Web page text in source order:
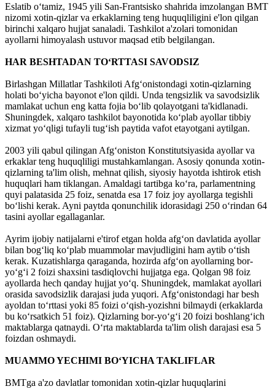
Eslatib o‘tamiz, 1945 yili San-Frantsisko shahrida imzolangan BMT
nizomi xotin-qizlar va erkaklarning teng huquqliligini e'lon qilgan
birinchi xalqaro hujjat sanaladi. Tashkilot a'zolari tomonidan
ayollarni himoyalash ustuvor maqsad etib belgilangan.
HAR BESHTADAN TO‘RTTASI SAVODSIZ
Birlashgan Millatlar Tashkiloti Afg‘onistondagi xotin-qizlarning
holati bo‘yicha bayonot e'lon qildi. Unda tengsizlik va savodsizlik
mamlakat uchun eng katta fojia bo‘lib qolayotgani ta'kidlanadi.
Shuningdek, xal­q­aro tashkilot bayonotida ko‘plab ayollar tibbiy
xizmat yo‘qligi tufayli tug‘ish paytida vafot etayotgani aytilgan.
2003 yili qabul qilingan Afg‘onis­ton Konstitutsiyasida ayollar va
erkaklar teng huquqliligi mustahkamlangan. Asosiy qonunda xotin-
qizlarning ta'lim olish, mehnat qilish, siyosiy hayotda ishtirok etish
huquqlari ham tiklangan. Amaldagi tartibga ko‘ra, parlamentning
quyi palatasida 25 foiz, senatda esa 17 foiz joy ayollarga tegishli
bo‘lishi kerak. Ayni paytda qonunchilik idorasidagi 250 o‘rindan 64
tasini ayollar egallaganlar.
Ayrim ijobiy natijalarni e'tirof etgan holda afg‘on davlatida ayollar
bilan bog‘liq ko‘plab muammolar mavjudligini ham aytib o‘tish
kerak. Kuzatishlarga qaraganda, hozirda afg‘on ayollarning bor-
yo‘g‘i 2 foizi shaxsini tasdiqlovchi hujjatga ega. Qolgan 98 foiz
ayollarda hech qanday hujjat yo‘q. Shuning­dek, mamlakat ayollari
orasida savodsizlik darajasi juda yuqori. Afg‘onistondagi har besh
ayoldan to‘rttasi yoki 85 foizi o‘qish-yozishni bilmaydi (erkaklarda
bu ko‘rsatkich 51 foiz). Qizlarning bor-yo‘g‘i 20 foizi boshlang‘ich
maktablarga qatnaydi. O‘rta maktablarda ta'lim olish darajasi esa 5
foizdan oshmaydi.
MUAMMO YECHIMI BO‘YICHA TAKLIFLAR
BMTga a'zo davlatlar tomonidan xotin-qizlar huquqlarini